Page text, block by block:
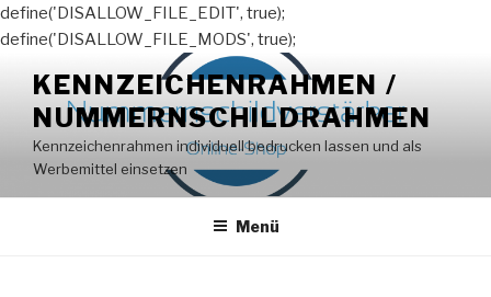
define('DISALLOW_FILE_EDIT', true);
define('DISALLOW_FILE_MODS', true);
Inhalt
springen
KENNZEICHENRAHMEN /
NUMMERNSCHILDRAHMEN
Kennzeichenrahmen individuell bedrucken lassen und als
Werbemittel einsetzen
Menü